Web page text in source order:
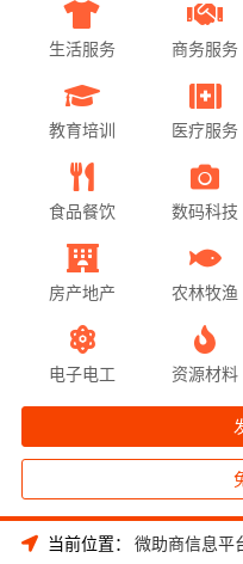
生活服务 商务服务
教育培训 医疗服务
食品餐饮 数码科技
房产地产 农林牧渔
电子电工 资源材料
当前位置： 微助商信息平